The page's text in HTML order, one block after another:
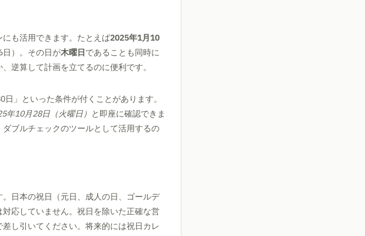
も活用できます。たとえば2025年1月10
日）。その日が木曜日であることも同時に
逆算して計画を立てるのに便利です。
」といった条件が付くことがあります。
年10月28日（火曜日） と即座に確認できま
ブルチェックのツールとして活用するの
。日本の祝日（元日、成人の日、ゴールデ
応していません。祝日を除いた正確な営
し引いてください。将来的には祝日カレ